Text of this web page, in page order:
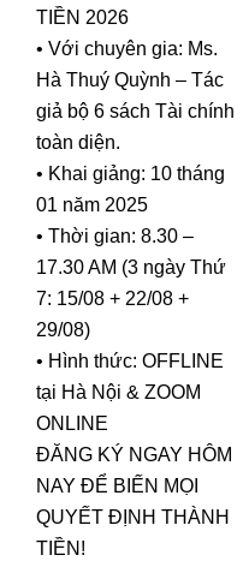
TIỀN 2026
• Với chuyên gia: Ms.
Hà Thuý Quỳnh – Tác
giả bộ 6 sách Tài chính
toàn diện.
• Khai giảng: 10 tháng
01 năm 2025
• Thời gian: 8.30 –
17.30 AM (3 ngày Thứ
7: 15/08 + 22/08 +
29/08)
• Hình thức: OFFLINE
tại Hà Nội & ZOOM
ONLINE
ĐĂNG KÝ NGAY HÔM
NAY ĐỂ BIẾN MỌI
QUYẾT ĐỊNH THÀNH
TIỀN!